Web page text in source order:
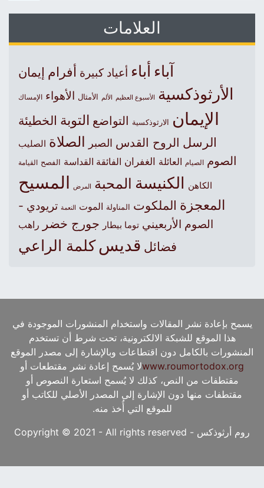
العلامات
آباءأباء أعياد كبيرة أفرام إيمان
الأرثوذكسية الأسبوع العظيم الألم الأمثال الأهواء الإمساك
الإيمان الارثوذكسية التواضع التوبة الخطيئة
الرسل الروح القدس الصبر الصلاة الصليب
الصوم الصيام العائلة الغفران الفائقة القداسة الفصح القيامة
الكاهن الكنيسةالمحبة المرض المسيح
المعجزة الملكوت المناولة الموت النعمة تريودي -
الصوم الأربعيني توما بيطار جورج خضر راهب
فضائل قديس كلمة الراعي
يسمح بإعادة نشر المقالات واستخدام المنشورات الموجودة في
هذا الموقع للشبكة الالكترونية، تحت شرط أن تستخدم
المنشورات بالكامل دون اقتطاعات وبالإشارة إلى مصدر الموقع
www.roumortodox.orgلا يُسمح إعادة نشر مقتطعات أو
مقتطفات من النص، كذلك لا يُسمح استعارة النصوص أو
مقتطفات منها دون الإشارة إلى المصدر الأصلي للكاتب أو
للموقع التي أُخذ منه.
روم أرثوذكس - Copyright © 2021 - All rights reserved